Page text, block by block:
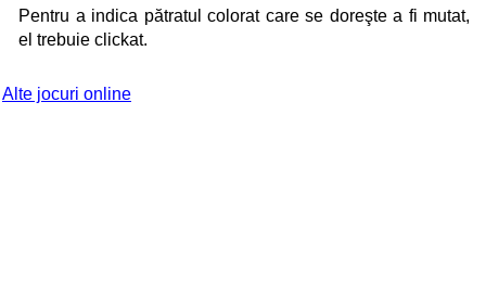
Pentru a indica pătratul colorat care se doreşte a fi mutat,
el trebuie clickat.
Alte jocuri online